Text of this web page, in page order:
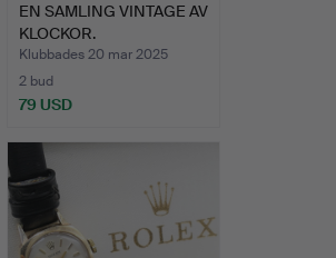
EN SAMLING VINTAGE AV
KLOCKOR.
Klubbades 20 mar 2025
2 bud
79 USD